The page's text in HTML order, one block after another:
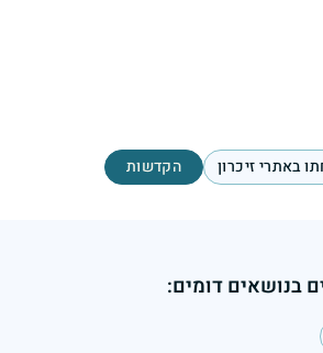
באתרי זיכרון הקדשות
בנושאים דומים: